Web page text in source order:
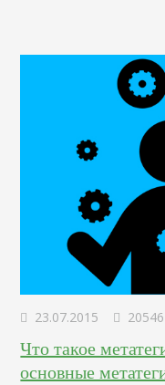
23.07.2015 20546
Что такое
основные